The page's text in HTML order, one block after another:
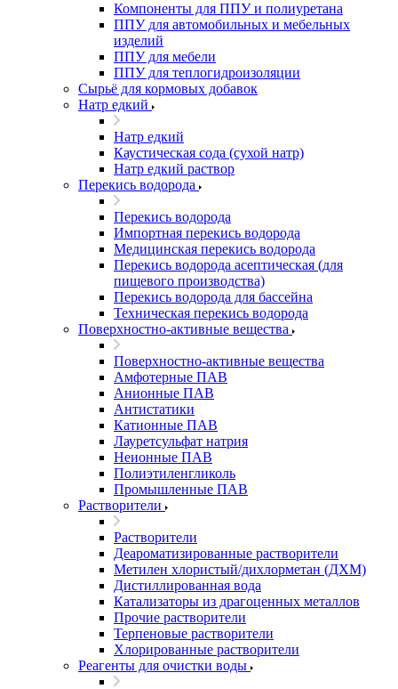
Компоненты для ППУ и полиуретана
ППУ для автомобильных и мебельных
изделий
ППУ для мебели
ППУ для теплогидроизоляции
Сырьё для кормовых добавок
Натр едкий
Натр едкий
Каустическая сода (сухой натр)
Натр едкий раствор
Перекись водорода
Перекись водорода
Импортная перекись водорода
Медицинская перекись водорода
Перекись водорода асептическая (для
пищевого производства)
Перекись водорода для бассейна
Техническая перекись водорода
Поверхностно-активные вещества
Поверхностно-активные вещества
Амфотерные ПАВ
Анионные ПАВ
Антистатики
Катионные ПАВ
Лауретсульфат натрия
Неионные ПАВ
Полиэтиленгликоль
Промышленные ПАВ
Растворители
Растворители
Деароматизированные растворители
Метилен хлористый/дихлорметан (ДХМ)
Дистиллированная вода
Катализаторы из драгоценных металлов
Прочие растворители
Терпеновые растворители
Хлорированные растворители
Реагенты для очистки воды